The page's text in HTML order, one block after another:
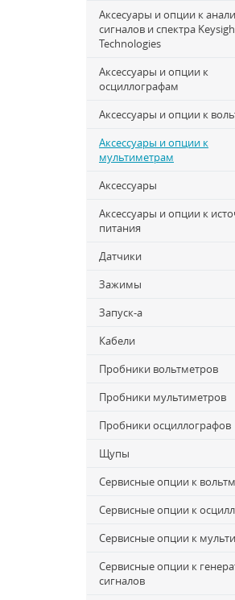
Аксесуары и опции к
сигналов и спектра
Technologies
Аксессуары и опции к
осциллографам
Аксессуары и опции к
Аксессуары и опции к
мультиметрам
Аксессуары
Аксессуары и опции к
питания
Датчики
Зажимы
Запуск-a
Кабели
Пробники вольтметров
Пробники мультиметров
Пробники осциллографов
Щупы
Сервисные опции к
Сервисные опции к
Сервисные опции к
Сервисные опции к
сигналов